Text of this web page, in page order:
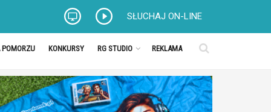
SŁUCHAJ ON-LINE
KONKURSY RG STUDIO REKLAMA